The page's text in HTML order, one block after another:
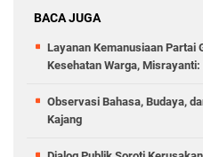
BACA JUGA
Layanan Kemanusiaan Partai
Kesehatan Warga,
Observasi Bahasa, Budaya,
Kajang